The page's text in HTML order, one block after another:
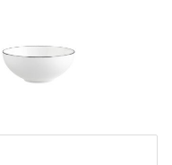
Platinum No.1